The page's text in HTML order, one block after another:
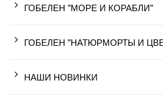
ГОБЕЛЕН "МОРЕ И КОРАБЛИ"
ГОБЕЛЕН "НАТЮРМОРТЫ И
НАШИ НОВИНКИ